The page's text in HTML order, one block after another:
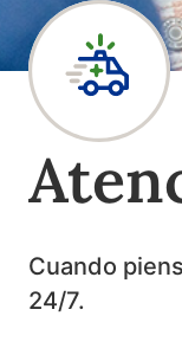
Cuando
24/7.